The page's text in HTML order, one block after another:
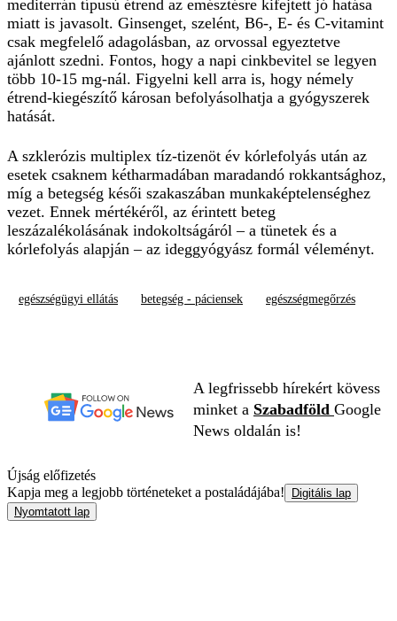
mediterrán típusú étrend az emésztésre kifejtett jó hatása
miatt is javasolt. Ginsenget, szelént, B6-, E- és C-vitamint
csak megfelelő adagolásban, az orvossal egyeztetve
ajánlott szedni. Fontos, hogy a napi cinkbevitel se legyen
több 10-15 mg-nál. Figyelni kell arra is, hogy némely
étrend-kiegészítő károsan befolyásolhatja a gyógyszerek
hatását.
A szklerózis multiplex tíz-tizenöt év kórlefolyás után az
esetek csaknem kétharmadában maradandó rokkantsághoz,
míg a betegség késői szakaszában munkaképtelenséghez
vezet. Ennek mértékéről, az érintett beteg
leszázalékolásának indokoltságáról – a tünetek és a
kórlefolyás alapján – az ideggyógyász formál véleményt.
egészségügyi ellátás betegség - páciensek egészségmegőrzés
A legfrissebb hírekért kövess
minket a Szabadföld Google
News oldalán is!
Újság előfizetés
Kapja meg a legjobb történeteket a postaládájába!
Digitális lap
Nyomtatott lap